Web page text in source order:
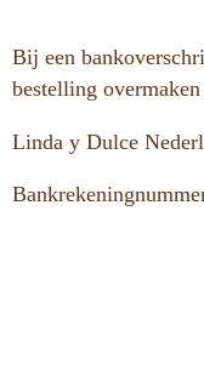
Bij een
bestelling overmaken
Linda y Dulce